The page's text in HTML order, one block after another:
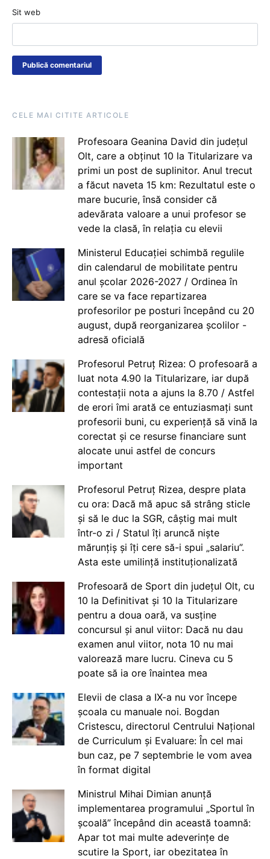
Sit web
CELE MAI CITITE ARTICOLE
Profesoara Geanina David din județul
Olt, care a obținut 10 la Titularizare va
primi un post de suplinitor. Anul trecut
a făcut naveta 15 km: Rezultatul este o
mare bucurie, însă consider că
adevărata valoare a unui profesor se
vede la clasă, în relația cu elevii
Ministerul Educației schimbă regulile
din calendarul de mobilitate pentru
anul școlar 2026-2027 / Ordinea în
care se va face repartizarea
profesorilor pe posturi începând cu 20
august, după reorganizarea școlilor -
adresă oficială
Profesorul Petruț Rizea: O profesoară a
luat nota 4.90 la Titularizare, iar după
contestații nota a ajuns la 8.70 / Astfel
de erori îmi arată ce entuziasmați sunt
profesorii buni, cu experiență să vină la
corectat și ce resurse financiare sunt
alocate unui astfel de concurs
important
Profesorul Petruț Rizea, despre plata
cu ora: Dacă mă apuc să strâng sticle
și să le duc la SGR, câștig mai mult
într-o zi / Statul îți aruncă niște
mărunțiș și îți cere să-i spui „salariu”.
Asta este umilință instituționalizată
Profesoară de Sport din județul Olt, cu
10 la Definitivat și 10 la Titularizare
pentru a doua oară, va susține
concursul și anul viitor: Dacă nu dau
examen anul viitor, nota 10 nu mai
valorează mare lucru. Cineva cu 5
poate să ia ore înaintea mea
Elevii de clasa a IX-a nu vor începe
școala cu manuale noi. Bogdan
Cristescu, directorul Centrului Național
de Curriculum și Evaluare: În cel mai
bun caz, pe 7 septembrie le vom avea
în format digital
Ministrul Mihai Dimian anunță
implementarea programului „Sportul în
școală” începând din această toamnă:
Apar tot mai multe adeverințe de
scutire la Sport, iar obezitatea în